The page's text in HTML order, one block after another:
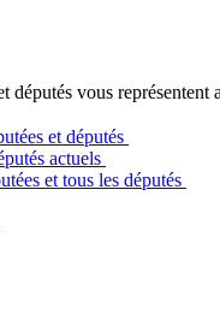
députés vous
et députés
actuels
et tous les députés